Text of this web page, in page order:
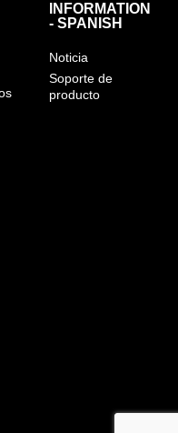
INFORMATION
- SPANISH
Noticia
Soporte de
producto